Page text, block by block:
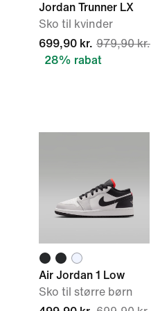
Jordan Trunner LX
Sko til kvinder
699,90 kr. 979,90 kr.
28% rabat
Air Jordan 1 Low
Sko til større børn